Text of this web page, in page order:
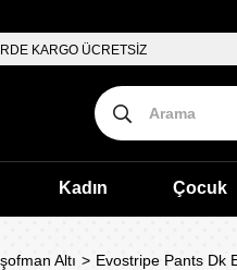
KARGO ÜCRETSİZ
Kadın Çocuk
Altı Evostripe Pants Dk